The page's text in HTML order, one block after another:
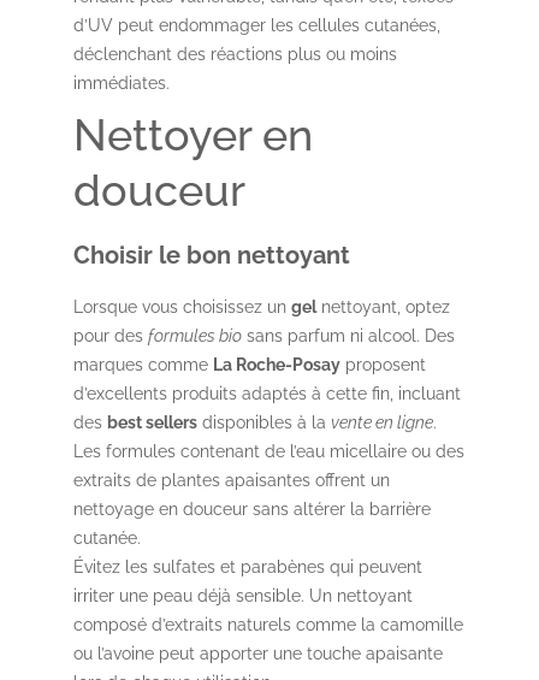
d’UV peut endommager les cellules cutanées,
déclenchant des réactions plus ou moins
immédiates.
Nettoyer en
douceur
Choisir le bon nettoyant
Lorsque vous choisissez un gelnettoyant, optez
pour des formules biosans parfum ni alcool. Des
marques comme La Roche-Posayproposent
d’excellents produits adaptés à cette fin, incluant
des best sellersdisponibles à la vente en ligne.
Les formules contenant de l’eau micellaire ou des
extraits de plantes apaisantes offrent un
nettoyage en douceur sans altérer la barrière
cutanée.
Évitez les sulfates et parabènes qui peuvent
irriter une peau déjà sensible. Un nettoyant
composé d’extraits naturels comme la camomille
ou l’avoine peut apporter une touche apaisante